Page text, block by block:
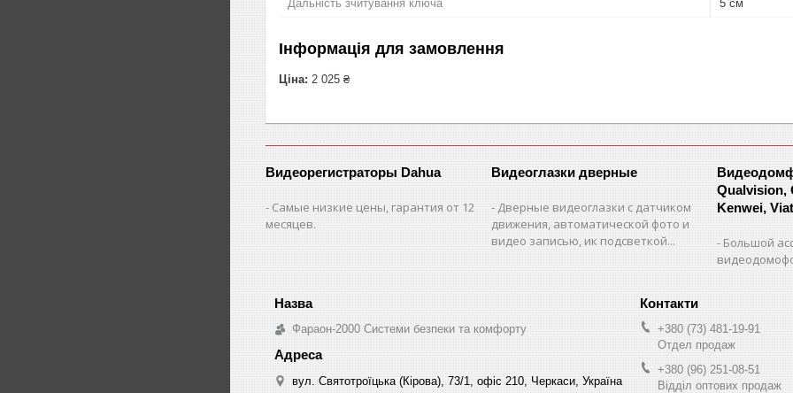
Дальність зчитування ключа 5 см
Інформація для замовлення
Ціна: 2 025 ₴
Видеорегистраторы Dahua
Самые низкие цены, гарантия от 12
месяцев.
Видеоглазки дверные
Дверные видеоглазки с датчиком
движения, автоматической фото и
видео записью, ик подсветкой...
Qualvision,
Kenwei,
Большой
Фараон-2000 Системи безпеки та комфорту
вул. Святотроїцька (Кірова), 73/1, офіс 210, Черкаси, Україна
+380 (73) 481-19-91
Отдел продаж
+380 (96) 251-08-51
Відділ оптових продаж